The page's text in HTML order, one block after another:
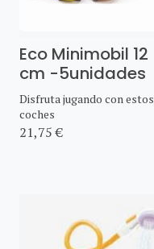
Eco Minimobil 12
cm -5unidades
Disfruta jugando con estos
coches
21,75 €